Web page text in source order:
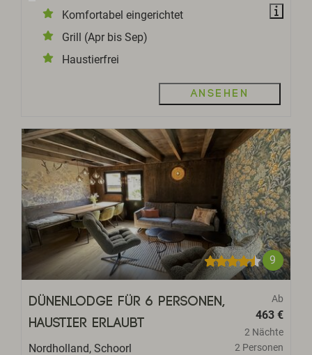
Komfortabel eingerichtet
Grill (Apr bis Sep)
Haustierfrei
Ansehen
9
Ab
463 €
2 Nächte
2 Personen
Dünenlodge für 6 Personen,
Haustier erlaubt
Nordholland, Schoorl